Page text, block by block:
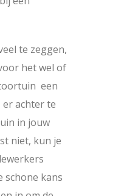
te zeggen,
het wel of
een
er achter te
in jouw
niet, kun je
schone kans